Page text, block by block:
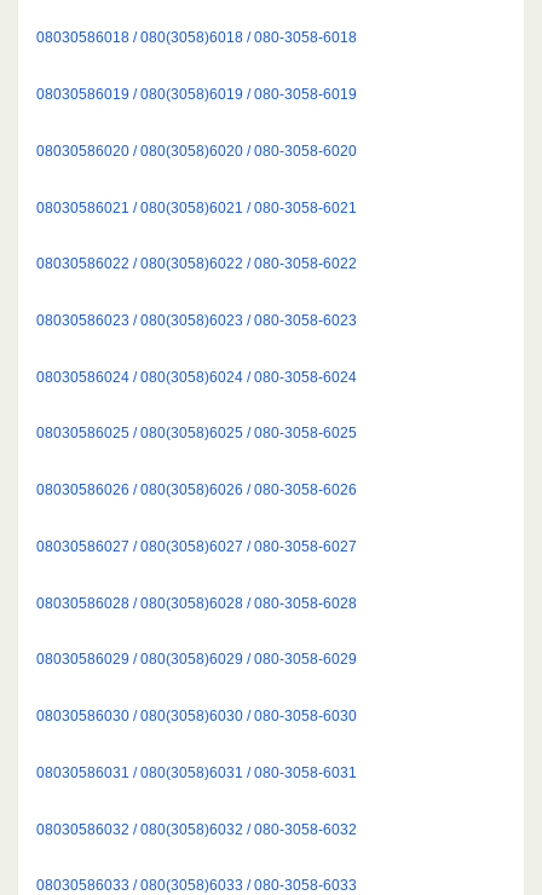
08030586018 / 080(3058)6018 / 080-3058-6018
08030586019 / 080(3058)6019 / 080-3058-6019
08030586020 / 080(3058)6020 / 080-3058-6020
08030586021 / 080(3058)6021 / 080-3058-6021
08030586022 / 080(3058)6022 / 080-3058-6022
08030586023 / 080(3058)6023 / 080-3058-6023
08030586024 / 080(3058)6024 / 080-3058-6024
08030586025 / 080(3058)6025 / 080-3058-6025
08030586026 / 080(3058)6026 / 080-3058-6026
08030586027 / 080(3058)6027 / 080-3058-6027
08030586028 / 080(3058)6028 / 080-3058-6028
08030586029 / 080(3058)6029 / 080-3058-6029
08030586030 / 080(3058)6030 / 080-3058-6030
08030586031 / 080(3058)6031 / 080-3058-6031
08030586032 / 080(3058)6032 / 080-3058-6032
08030586033 / 080(3058)6033 / 080-3058-6033